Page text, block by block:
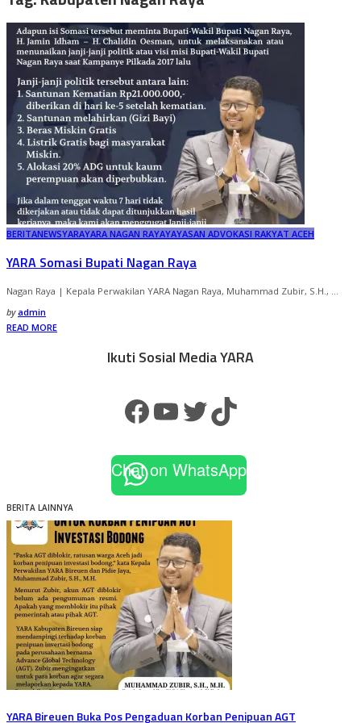
BERITANEWSYARAYARA NAGAN RAYAYAYASAN ADVOKASI RAKYAT ACEH
YARA Somasi Bupati Nagan Raya
Nagan Raya | Kepala Perwakilan YARA Nagan Raya, Muhammad Zubir, S.H.,
Posted
by
byadmin
READ MORE
Ikuti Sosial Media YARA
Facebook
YouTube
Twitter
TikTok
Chat on WhatsApp
BERITA LAINNYA
YARA Bireuen Buka Pos Pengaduan Korban Penipuan AGT